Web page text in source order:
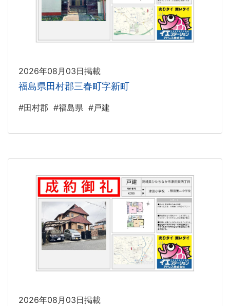
2026年08月03日掲載
福島県田村郡三春町字新町
#田村郡 #福島県 #戸建
2026年08月03日掲載